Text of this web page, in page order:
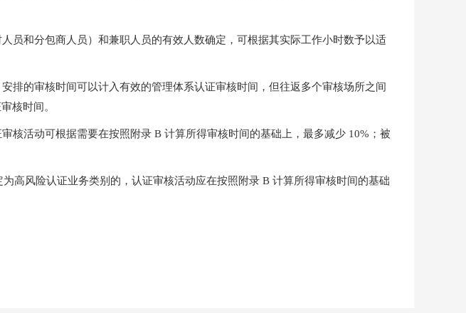
员和分包商人员）和兼职人员的有效人数确定，可根据其实际工作小时数予以适
排的审核时间可以计入有效的管理体系认证审核时间，但往返多个审核场所之间
核时间。
核活动可根据需要在按照附录 B 计算所得审核时间的基础上，最多减少 10%；被
高风险认证业务类别的，认证审核活动应在按照附录 B 计算所得审核时间的基础